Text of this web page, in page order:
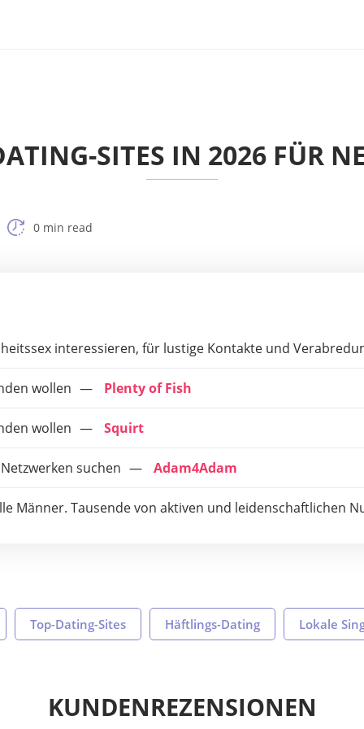
SITES IN 2026 FÜR
0 min read
interessieren, für lustige Kontakte und
wollen Plenty of Fish
wollen Squirt
suchen Adam4Adam
Männer. Tausende von aktiven und leidenschaftlichen
Top-Dating-Sites Häftlings-Dating Lokale
KUNDENREZENSIONEN